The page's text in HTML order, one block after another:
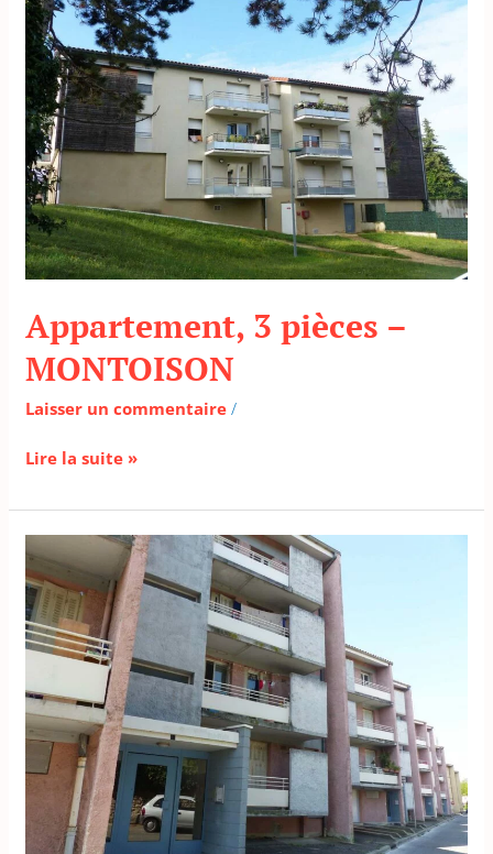
Appartement, 3 pièces –
MONTOISON
Laisser un commentaire /
pièces
–
MONTOISON
Lire la suite »
Appartement,
3
pièces
–
ST
TROIS
CHATEAUX